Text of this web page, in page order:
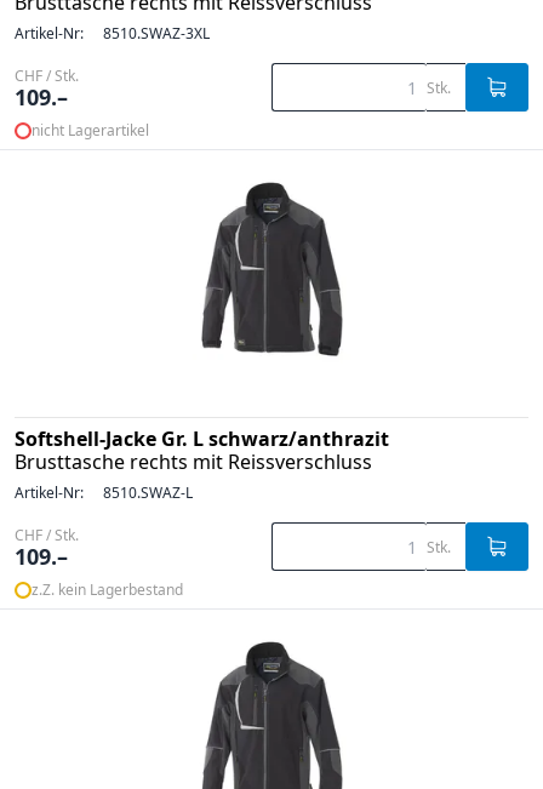
Artikel-Nr: 8510.SWAZ-3XL
CHF / Stk.
109.– Stk.
nicht Lagerartikel
Softshell-Jacke Gr. L schwarz/anthrazit
Brusttasche rechts mit Reissverschluss
Artikel-Nr: 8510.SWAZ-L
CHF / Stk.
109.– Stk.
z.Z. kein Lagerbestand